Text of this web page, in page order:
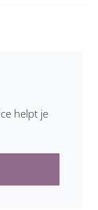
helpt je